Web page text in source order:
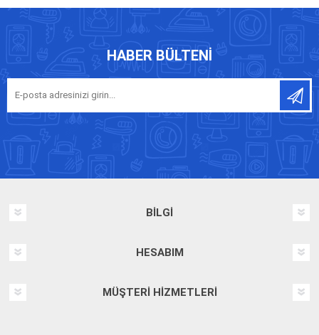
HABER BÜLTENI
BILGI
HESABIM
MÜŞTERI HIZMETLERI